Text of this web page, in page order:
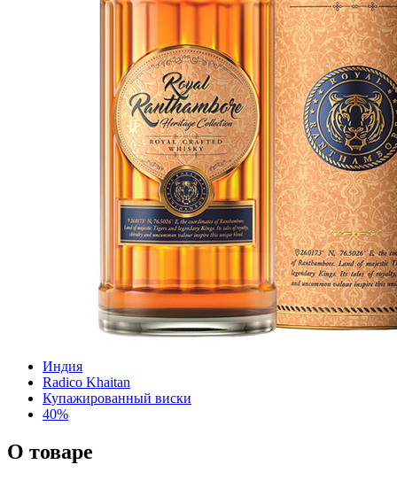
Индия
Radico Khaitan
Купажированный виски
40%
О товаре